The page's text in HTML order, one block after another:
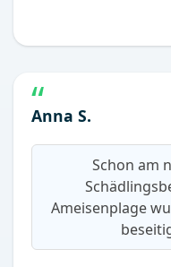
Anna S.
Schon am
Ameisenplage